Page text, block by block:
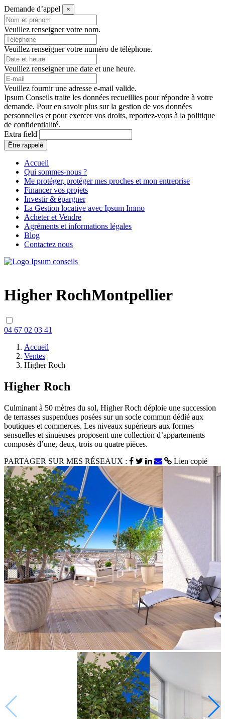
Demande d’appel ×
Veuillez renseigner votre nom.
Veuillez renseigner votre numéro de téléphone.
Veuillez renseigner une date et une heure.
Veuillez fournir une adresse e-mail valide.
Ipsum Conseils traite les données recueillies pour répondre à votre
demande. Pour en savoir plus sur la gestion de vos données
personnelles et pour exercer vos droits, reportez-vous à la politique
de confidentialité.
Extra field
Accueil
Qui sommes-nous ?
Me protéger, protéger mes proches et mon entreprise
Financer vos projets
Investir & épargner
La Gestion locative avec Ipsum Immo
Acheter et Vendre
Agréments et informations légales
Blog
Contactez nous
Higher RochMontpellier
04 67 02 03 41
Accueil
Ventes
Higher Roch
Higher Roch
Culminant à 50 mètres du sol, Higher Roch déploie une succession
de terrasses suspendues posées sur un socle commun dédié aux
boutiques et commerces. Les niveaux supérieurs aux formes
sensuelles et sinueuses proposent une collection d’appartements
composés d’une, deux, trois ou quatre pièces.
PARTAGER SUR MES RÉSEAUX :
Lien copié